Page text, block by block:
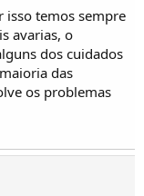
isso temos sempre
avarias, o
dos cuidados
das
os problemas